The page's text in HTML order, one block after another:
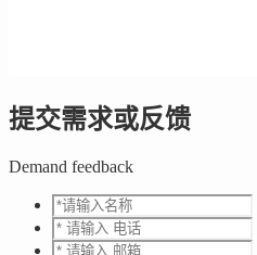
提交需求或反馈
Demand feedback